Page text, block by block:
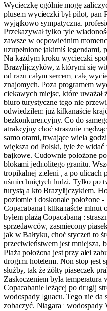
Wycieczkę ogólnie mogę
plusem wycieczki był pilot, pan
wyjątkowo sympatyczna,
Przekazywał tylko tyle
zawsze w odpowiednim
uzupełnione jakimiś legendami,
Na każdym kroku wycieczki
Brazylijczyków, z którymi się
od razu całym sercem, całą
znajomych. Poza programem
ciekawych miejsc, które uważał
biuro turystyczne tego nie
odwiedziłem już kilkanaście
bezkonkurencyjny. Co do
atrakcyjny choć strasznie
samolotami, trwające wiela
większa od Polski, tyle że
bajkowe. Cudownie położone
blokami jednolitego granitu.
tropikalnej zieleni , a po ulicach
uśmiechniętych ludzi. Tylko po
turystą a kto Brazylijczykiem.
poziomie i doskonale położone
Copacabana i kilkanaście minut
byłem plażą Copacabaną :
sprzedawców, zasmiecony
jak w Bałtyku, choć styczeń to
przeciwieństwem jest mniejsza,
Plaża położona jest przy alei
drogimi hotelemi. Non stop jest
służby, tak że żółty piaseczek
Zaskoczeniem była
Copacabanie leżącej po drugij
wodospady Iguacu. Tego nie da
zobaczyć. Niagara i wodospady